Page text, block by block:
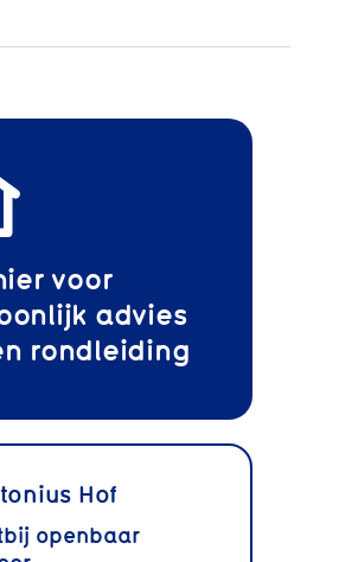
voor
advies
rondleiding
Hof
openbaar